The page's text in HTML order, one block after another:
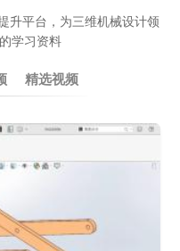
升平台，为三维机械设计领
学习资料
精选视频